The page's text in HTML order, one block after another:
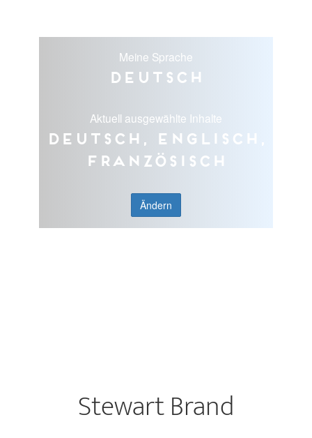
Meine Sprache
Deutsch
Aktuell ausgewählte Inhalte
Deutsch, Englisch,
Französisch
Ändern
Stewart Brand